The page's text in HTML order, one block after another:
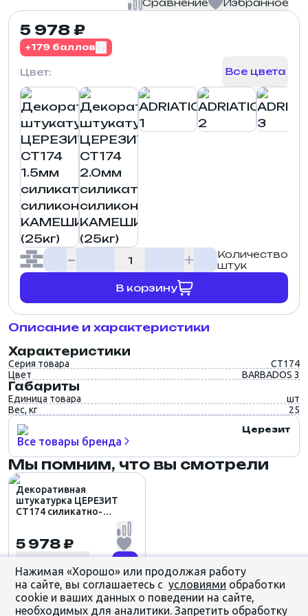
Сравнение Избранное
5 978 ₽
+179 баллов
Цвет: Все цвета
Количество
штук
В корзину
Описание и характеристики
Характеристики
Серия товара
CT174
Цвет
BARBADOS 3
Габариты
Единица товара
шт
Вес, кг
25
Церезит
Все товары бренда
Мы помним, что вы смотрели
Декоративная
штукатурка ЦЕРЕЗИТ
CT174 силикатно-
цвет BARBADOS 3 (25кг)
5 978 ₽
Нажимая «Хорошо» или продолжая работу
на сайте, вы соглашаетесь с условиями обработки
cookie и ваших данных о поведении на сайте,
необходимых для аналитики. Запретить обработку